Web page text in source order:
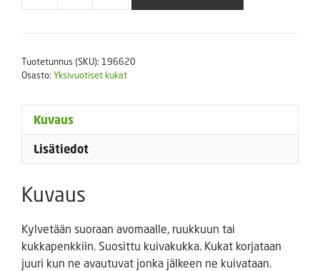
Lemon
määrä
Tuotetunnus (SKU): 196620
Osasto: Yksivuotiset kukat
Kuvaus
Lisätiedot
Kuvaus
Kylvetään suoraan avomaalle, ruukkuun tai
kukkapenkkiin. Suosittu kuivakukka. Kukat korjataan
juuri kun ne avautuvat jonka jälkeen ne kuivataan.